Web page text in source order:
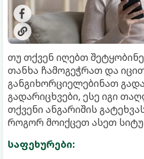
თუ თქვენ იღებთ
თანხა ჩამოგეჭრათ და
განგიხორციელებინათ
გადარიცხვები, ესე იგი
თქვენი ანგარიშის
როგორ მოიქცეთ ასეთ
საფეხურები: